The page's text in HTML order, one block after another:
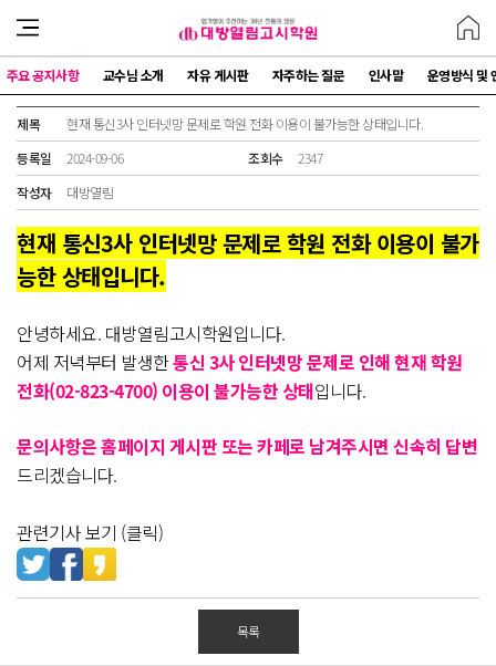
주요 공지사항 교수님 소개 자유 게시판 자주하는 질문 인사말 운영방식 및
제목
현재 통신3사 인터넷망 문제로 학원 전화 이용이 불가능한 상태입니다.
등록일
2024-09-06 조회수
2347
작성자
대방열림
현재 통신3사 인터넷망 문제로 학원 전화 이용이 불가
능한 상태입니다.
안녕하세요. 대방열림고시학원입니다.
어제 저녁부터 발생한통신 3사 인터넷망 문제로 인해 현재 학원
전화(02-823-4700) 이용이 불가능한 상태입니다.
문의사항은 홈페이지 게시판 또는 카페로 남겨주시면 신속히 답변
드리겠습니다.
관련기사 보기 (클릭)
목록